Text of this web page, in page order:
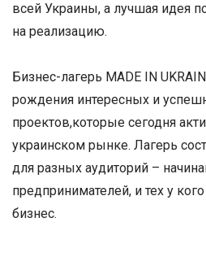
всей Украины, а лучшая идея
на реализацию.
Бизнес-лагерь MADE IN
рождения интересных и
проектов,которые сегодня
украинском рынке. Лагерь
для разных аудиторий –
предпринимателей, и тех у
бизнес.